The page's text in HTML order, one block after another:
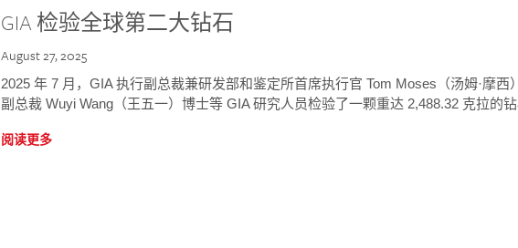
GIA 检验全球第二大钻石
August 27, 2025
2025 年 7 月，GIA 执行副总裁兼研发部和鉴定所首席执行官 Tom Moses（汤姆·摩西
副总裁 Wuyi Wang（王五一）博士等 GIA 研究人员检验了一颗重达 2,488.32 克拉的
阅读更多